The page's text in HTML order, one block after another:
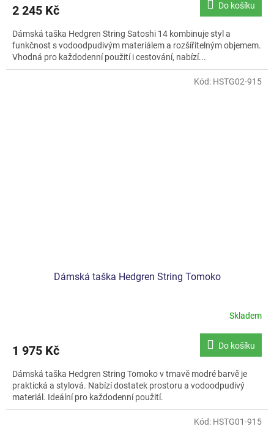
2 245 Kč Do košíku
Dámská taška Hedgren String Satoshi 14 kombinuje styl a
funkčnost s vodoodpudivým materiálem a rozšířitelným objemem.
Vhodná pro každodenní použití i cestování, nabízí...
Dámská taška Hedgren String Tomoko
Skladem
1 975 Kč Do košíku
Dámská taška Hedgren String Tomoko v tmavě modré barvě je
praktická a stylová. Nabízí dostatek prostoru a vodoodpudivý
materiál. Ideální pro každodenní použití.
Kód: HSTG02-915
Kód: HSTG01-915